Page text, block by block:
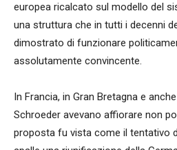
europea ricalcato sul modello del
una struttura che in tutti i decenni
dimostrato di funzionare
assolutamente convincente.
In Francia, in Gran Bretagna e
Schroeder avevano affiorare non
proposta fu vista come il tentativo